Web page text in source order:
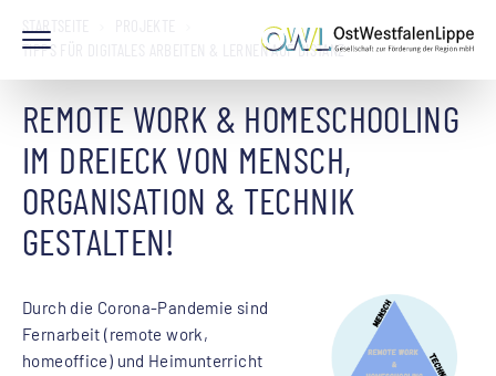
TIPPS FÜR DIGITALES ARBEITEN & LERNEN AUF DISTANZ
REMOTE WORK & HOMESCHOOLING
IM DREIECK VON MENSCH,
ORGANISATION & TECHNIK
GESTALTEN!
Durch die Corona-Pandemie sind
Fernarbeit (remote work,
homeoffice) und Heimunterricht